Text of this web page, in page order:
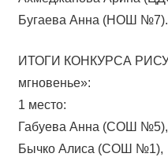
Бугаева Анна (НОШ №7).
ИТОГИ КОНКУРСА
мгновенье»:
1 место:
Габуева Анна (СОШ №5),
Бычко Алиса (СОШ №1),